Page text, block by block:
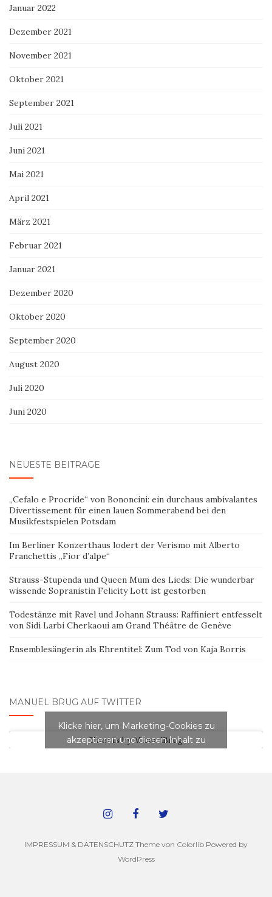
Januar 2022
Dezember 2021
November 2021
Oktober 2021
September 2021
Juli 2021
Juni 2021
Mai 2021
April 2021
März 2021
Februar 2021
Januar 2021
Dezember 2020
Oktober 2020
September 2020
August 2020
Juli 2020
Juni 2020
NEUESTE BEITRÄGE
„Cefalo e Procride“ von Bononcini: ein durchaus ambivalantes
Divertissement für einen lauen Sommerabend bei den
Musikfestspielen Potsdam
Im Berliner Konzerthaus lodert der Verismo mit Alberto
Franchettis „Fior d’alpe“
Strauss-Stupenda und Queen Mum des Lieds: Die wunderbar
wissende Sopranistin Felicity Lott ist gestorben
Todestänze mit Ravel und Johann Strauss: Raffiniert entfesselt
von Sidi Larbi Cherkaoui am Grand Théâtre de Genève
Ensemblesängerin als Ehrentitel: Zum Tod von Kaja Borris
MANUEL BRUG AUF TWITTER
Tweets by ManuelBrug
Klicke hier, um Marketing-Cookies zu
akzeptieren und diesen Inhalt zu
IMPRESSUM & DATENSCHUTZ Theme von Colorlib Powered by
WordPress